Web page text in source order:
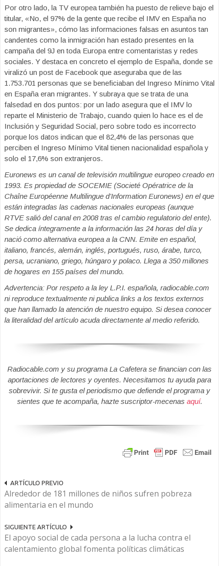
Por otro lado, la TV europea también ha puesto de relieve bajo el
titular, «No, el 97% de la gente que recibe el IMV en España no
son migrantes», cómo las informaciones falsas en asuntos tan
candentes como la inmigración han estado presentes en la
campaña del 9J en toda Europa entre comentaristas y redes
sociales. Y destaca en concreto el ejemplo de España, donde se
viralizó un post de Facebook que aseguraba que de las
1.753.701 personas que se beneficiaban del Ingreso Mínimo Vital
en España eran migrantes. Y subraya que se trata de una
falsedad en dos puntos: por un lado asegura que el IMV lo
reparte el Ministerio de Trabajo, cuando quien lo hace es el de
Inclusión y Seguridad Social, pero sobre todo es incorrecto
porque los datos indican que el 82,4% de las personas que
perciben el Ingreso Mínimo Vital tienen nacionalidad española y
solo el 17,6% son extranjeros.
Euronews es un canal de televisión multilingue europeo creado en
1993. Es propiedad de SOCEMIE (Societé Opératrice de la
Chaîne Européenne Multilingue d’Information Euronews) en el que
están integradas las cadenas nacionales europeas (aunque
RTVE salió del canal en 2008 tras el cambio regulatorio del ente).
Se dedica íntegramente a la información las 24 horas del día y
nació como alternativa europea a la CNN. Emite en español,
italiano, francés, alemán, inglés, portugués, ruso, árabe, turco,
persa, ucraniano, griego, húngaro y polaco. Llega a 350 millones
de hogares en 155 países del mundo.
Advertencia: Por respeto a la ley L.P.I. española, radiocable.com
ni reproduce textualmente ni publica links a los textos externos
que han llamado la atención de nuestro equipo. Si desea conocer
la literalidad del artículo acuda directamente al medio referido.
Radiocable.com y su programa La Cafetera se financian con las
aportaciones de lectores y oyentes. Necesitamos tu ayuda para
sobrevivir. Si te gusta el periodismo que defiende el programa y
sientes que te acompaña, hazte suscriptor-mecenas aquí.
ARTÍCULO PREVIO
Alrededor de 181 millones de niños sufren pobreza
alimentaria en el mundo
SIGUIENTE ARTÍCULO
El apoyo social de cada persona a la lucha contra el
calentamiento global fomenta políticas climáticas